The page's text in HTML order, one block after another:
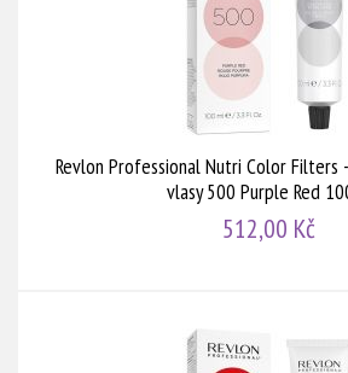
Revlon Professional Nutri Color Filters
vlasy 500 Purple Red
512,00 Kč